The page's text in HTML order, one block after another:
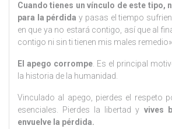
Cuando tienes un vínculo de este tipo,
para la pérdida y pasas el tiempo
en que ya no estará contigo, así que al
contigo ni sin ti tienen mis males
El apego corrompe. Es el principal
la historia de la humanidad.
Vinculado al apego, pierdes el respeto
esenciales. Pierdes la libertad y vives
envuelve la pérdida.